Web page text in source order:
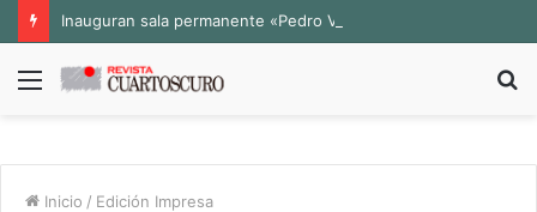
Menú
Inicio / Edición Impresa